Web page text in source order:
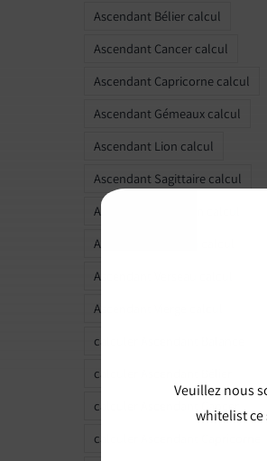
Ascendant Bélier calcul
Ascendant Cancer calcul
Ascendant Capricorne calcul
Ascendant Gémeaux calcul
Ascendant Lion calcul
Ascendant Sagittaire calcul
Ascendant Scorpion calcul
Ascendant Taureau calcul
Ascendant Verseau calcul
Ascendant Vierge calcul
calculer Ascendant Balance
calculer Ascendant Bélier
calculer Ascendant Cancer
calculer Ascendant Capricorne
Veuillez nous
whitelist ce